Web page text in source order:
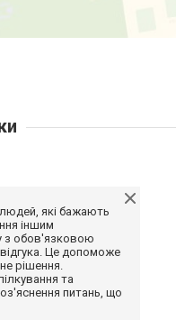
людей, які бажають
іншим
з обов'язковою
Це допоможе
рішення.
та
питань, що